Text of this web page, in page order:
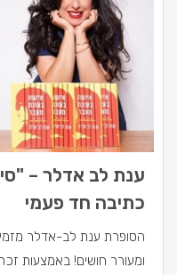
ענת לב אדלר –
כתיבה חד פעמי
הסופרת ענת לב-אדלר
ומעורר חושים! באמצעות